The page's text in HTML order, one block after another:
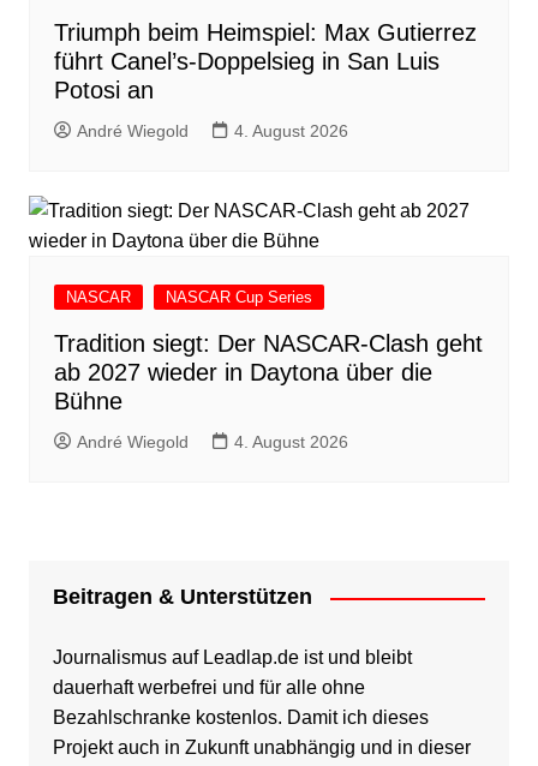
Triumph beim Heimspiel: Max Gutierrez
führt Canel’s-Doppelsieg in San Luis
Potosi an
André Wiegold 4. August 2026
NASCAR NASCAR Cup Series
Tradition siegt: Der NASCAR-Clash geht
ab 2027 wieder in Daytona über die
Bühne
André Wiegold 4. August 2026
Beitragen & Unterstützen
Journalismus auf Leadlap.de ist und bleibt
dauerhaft werbefrei und für alle ohne
Bezahlschranke kostenlos. Damit ich dieses
Projekt auch in Zukunft unabhängig und in dieser